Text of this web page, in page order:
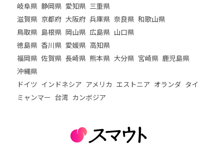
岐阜県 静岡県 愛知県 三重県
滋賀県 京都府 大阪府 兵庫県 奈良県 和歌山県
鳥取県 島根県 岡山県 広島県 山口県
徳島県 香川県 愛媛県 高知県
福岡県 佐賀県 長崎県 熊本県 大分県 宮崎県 鹿児島県
沖縄県
ドイツ インドネシア アメリカ エストニア オランダ タイ
ミャンマー 台湾 カンボジア